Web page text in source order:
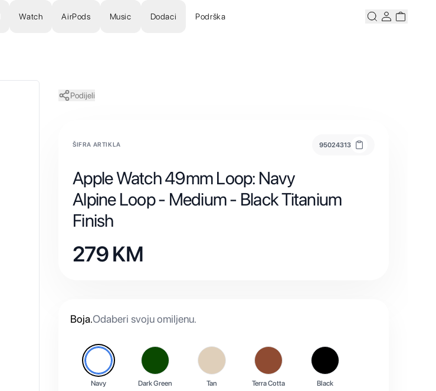
Watch AirPods Music Dodaci Podrška PretražiKorisnicki
Podijeli
ŠIFRA ARTIKLA 95024313
Apple Watch 49mm Loop: Navy
Alpine Loop - Medium - Black Titanium
Finish
279KM
Boja.Odaberi svoju omiljenu.
Navy Dark Green Tan Terra Cotta Black